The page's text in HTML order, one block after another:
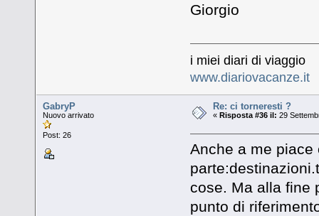
Giorgio
i miei diari di viaggio
www.diariovacanze.it
GabryP
Nuovo arrivato
Post: 26
Re: ci torneresti ?
«Risposta #36 il: 29
Anche a me
cose. Ma alla fine
punto di